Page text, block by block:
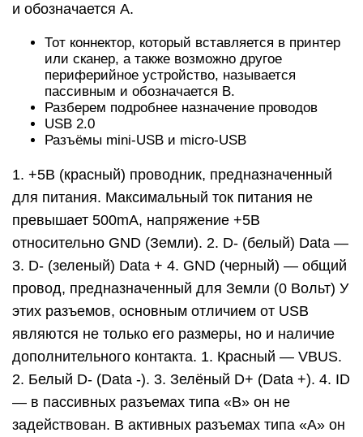
и обозначается А.
Тот коннектор, который вставляется в принтер
или сканер, а также возможно другое
периферийное устройство, называется
пассивным и обозначается B.
Разберем подробнее назначение проводов
USB 2.0
Разъёмы mini-USB и micro-USB
1. +5В (красный) проводник, предназначенный
для питания. Максимальный ток питания не
превышает 500mA, напряжение +5В
относительно GND (Земли). 2. D- (белый) Data —
3. D- (зеленый) Data + 4. GND (черный) — общий
провод, предназначенный для Земли (0 Вольт) У
этих разъемов, основным отличием от USB
являются не только его размеры, но и наличие
дополнительного контакта. 1. Красный — VBUS.
2. Белый D- (Data -). 3. Зелёный D+ (Data +). 4. ID
— в пассивных разъемах типа «B» он не
задействован. В активных разъемах типа «A» он